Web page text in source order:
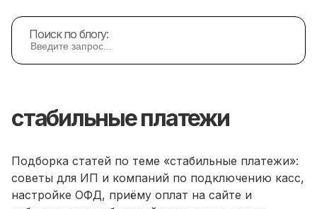
Поиск по блогу:
стабильные платежи
Подборка статей по теме «стабильные платежи»:
советы для ИП и компаний по подключению касс,
настройке ОФД, приёму оплат на сайте и